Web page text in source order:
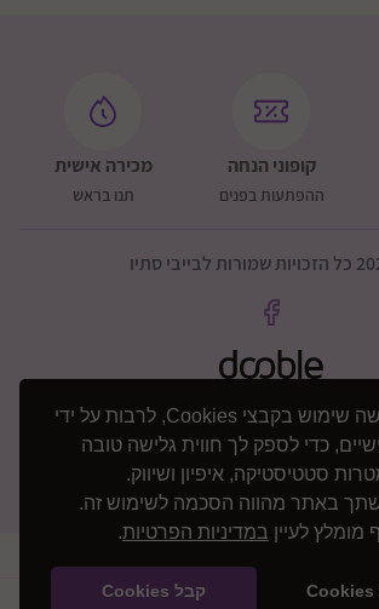
אתר זה עושה שימוש בקבצי Cookies, לרבות על ידי
כדי לספק לך חווית גלישה טובה
סטטיסטיקה, איפיון ושיווק.
באתר מהווה הסכמה לשימוש זה.
מומלץ לעיין במדיניות הפרטיות.
קבל Cookies
קופוני הנחה
ההפתעות בפנים
מכירה אישית
תנו בראש